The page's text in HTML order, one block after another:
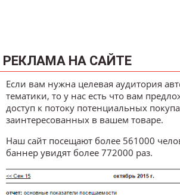
РЕКЛАМА НА САЙТЕ
Если вам нужна целевая аудитория
тематики, то у нас есть что вам
доступ к потоку потенциальных
заинтересованных в вашем товаре.
Наш сайт посещают более 561000
баннер увидят более 772000 раз.